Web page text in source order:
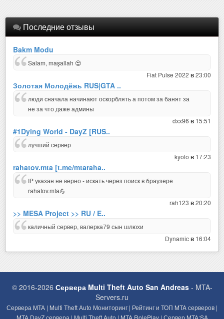
Последние отзывы
Bakm Modu
Salam, maşallah 😍
Fiat Pulse 2022 в23:00
Золотая Молодёжь RUS|GTA ..
люди сначала начинают оскорблять а потом за банят за
не за что даже админы
dxx96 в 15:51
#1Dying World - DayZ [RUS..
лучший сервер
kyoto в 17:23
rahatov.mta [t.me/mtaraha..
IP указан не верно - искать через поиск в браузере
rahatov.mta💪
rah123 в20:20
>> MESA Project >> RU / E..
каличный сервер, валерка79 сын шлюхи
Dynamicв 16:04
© 2016-2026 Сервера Multi Theft Auto San Andreas- MTA-
Servers.ru
Сервера MTA | Multi Theft Auto Мониторинг | Рейтинг и ТОП MTA серверов |
MTA DayZ сервера | Multi Theft Auto | MTA RolePlay | Сервер MTA:SA